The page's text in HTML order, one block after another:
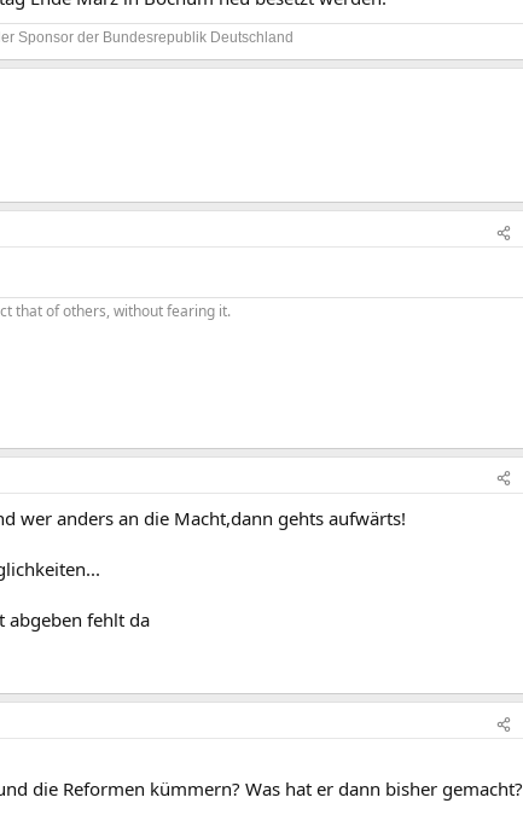
Sponsor der Bundesrepublik Deutschland​
that of others, without fearing it.
wer anders an die Macht,dann gehts aufwärts!
abgeben fehlt da
die Reformen kümmern? Was hat er dann bisher gemacht?